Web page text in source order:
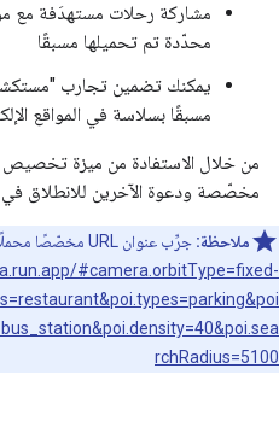
مشاركة رحلات مستهدَفة مع
محدّدة تم تحميلها مسبقًا
يمكنك تضمين تجارب
مسبقًا بسلاسة في المواقع
مخصّصة ودعوة الآخرين للانطلاق في
ملاحظة: جرِّب عنوان URL مخصّصًا محملًا بالكامل:
#camera.orbitType=fixed-
rchRadius=5100